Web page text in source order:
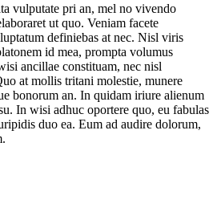
vulputate pri an, mel no vivendo
ut quo. Veniam facete
definiebas at nec. Nisl viris
id mea, prompta volumus
ancillae constituam, nec nisl
at mollis tritani molestie, munere
bonorum an. In quidam iriure alienum
In wisi adhuc oportere quo, eu fabulas
duo ea. Eum ad audire dolorum,